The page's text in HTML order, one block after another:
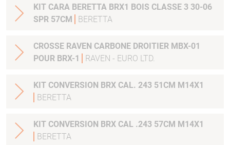
KIT CARA BERETTA BRX1 BOIS CLASSE 3 30-06
SPR 57CM
BERETTA
CROSSE RAVEN CARBONE DROITIER MBX-01
POUR BRX-1
RAVEN - EURO LTD.
KIT CONVERSION BRX CAL. 243 51CM M14X1
BERETTA
KIT CONVERSION BRX CAL .243 57CM M14X1
BERETTA